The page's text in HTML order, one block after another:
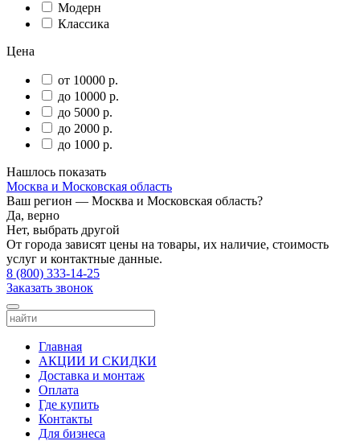
Модерн
Классика
Цена
от 10000 р.
до 10000 р.
до 5000 р.
до 2000 р.
до 1000 р.
Нашлось показать
Москва и Московская область
Ваш регион — Москва и Московская область?
Да, верно
Нет, выбрать другой
От города зависят цены на товары, их наличие, стоимость
услуг и контактные данные.
8 (800) 333-14-25
Заказать звонок
Главная
АКЦИИ И СКИДКИ
Доставка и монтаж
Оплата
Где купить
Контакты
Для бизнеса